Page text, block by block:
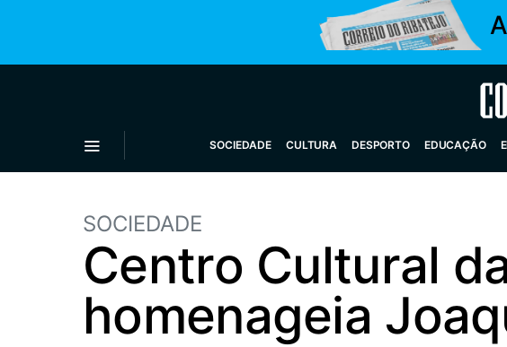
SOCIEDADE CULTURA DESPORTO EDUCAÇÃO
SOCIEDADE
Centro Cultural
homenageia